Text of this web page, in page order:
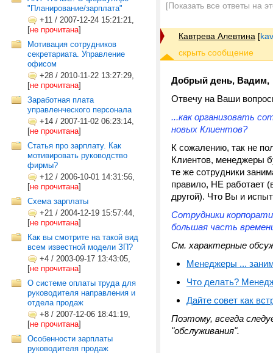
"Планирование/зарплата"
+11 / 2007-12-24 15:21:21,
[не прочитана]
Мотивация сотрудников
секретариата. Управление
офисом
+28 / 2010-11-22 13:27:29,
[не прочитана]
Заработная плата
управленческого персонала
+14 / 2007-11-02 06:23:14,
[не прочитана]
Статья про зарплату. Как
мотивировать руководство
фирмы?
+12 / 2006-10-01 14:31:56,
[не прочитана]
Схема зарплаты
+21 / 2004-12-19 15:57:44,
[не прочитана]
Как вы смотрите на такой вид
всем известной модели ЗП?
+4 / 2003-09-17 13:43:05,
[не прочитана]
О системе оплаты труда для
руководителя направления и
отдела продаж
+8 / 2007-12-06 18:41:19,
[не прочитана]
Особенности зарплаты
руководителя продаж
[Показать все ответы на
Кавтрева Алевтина [
Добрый день, Вадим,
Отвечу на Ваши
...как организовать
новых Клиентов?
К сожалению, так не
Клиентов, менеджеры
те же сотрудники
правило, НЕ работает
другой). Что Вы и
Сотрудники
большая часть
См. характерные
Менеджеры ...
Что делать?
Дайте совет как
Поэтому, всегда
"обслуживания".